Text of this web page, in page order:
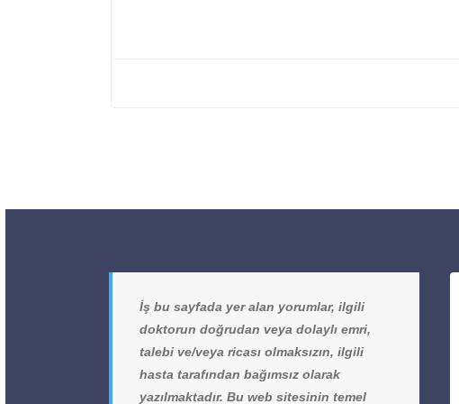
İş bu sayfada yer alan yorumlar, ilgili
doktorun doğrudan veya dolaylı emri,
talebi ve/veya ricası olmaksızın, ilgili
hasta tarafından bağımsız olarak
yazılmaktadır. Bu web sitesinin temel